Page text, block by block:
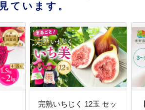
見ています。
完熟いちじく 12玉 セッ